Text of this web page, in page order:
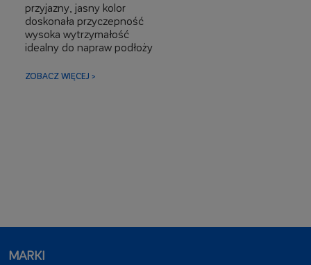
przyjazny, jasny kolor
doskonała przyczepność
wysoka wytrzymałość
idealny do napraw podłoży
naturalne pochodzenie
ZOBACZ WIĘCEJ >
MARKI